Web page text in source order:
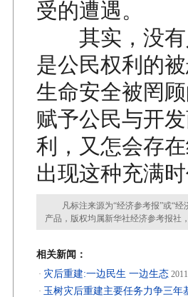
受的遭遇。
其实，没有
是公民权利的
生命安全被罔
赋予公民与开
利，又怎会存
出现这种充满
凡标注来源为“经济参考报”或“经
产品，版权均属新华社经济参考报社
相关新闻：
· 灾后重建:一边民生 一边生态
· 玉树灾后重建主要任务力争三年